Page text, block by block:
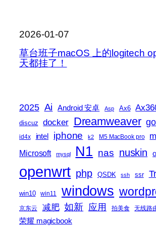
2026-01-07
草台班子macOS 上的logitech
天都挂了！
2025 Ai Android 安卓 Asp Ax6
discuz docker Dreamweaver
id4x intel iphone k2 M5 MacBook pro
Microsoft mysql N1 nas nuskin
openwrt php QSDK ssh ssr
win10 win11 windows
京东云 减肥 如新 应用 拍美食 无线路
荣耀 magicbook